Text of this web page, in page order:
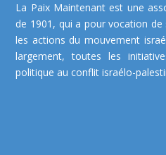
La Paix Maintenant est une
de 1901, qui a pour vocation
les actions du mouvement
largement, toutes les
politique au conflit israélo-